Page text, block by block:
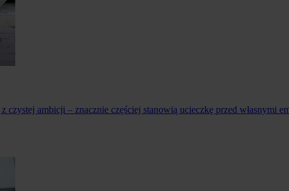
ambicji – znacznie częściej stanowią ucieczkę przed własnymi